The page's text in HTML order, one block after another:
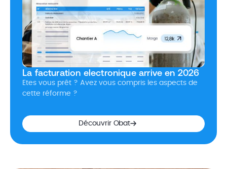
La facturation electronique arrive en 2026
Etes vous prêt ? Avez vous compris les aspects de
cette réforme ?
Découvrir Obat